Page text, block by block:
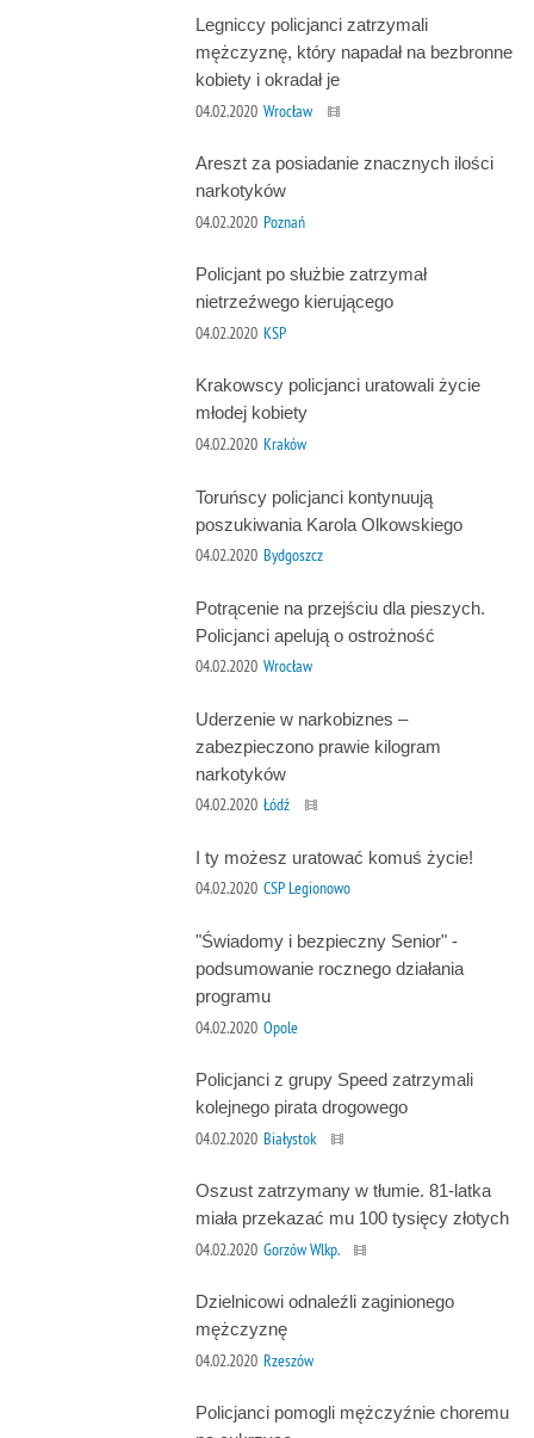
Legniccy policjanci zatrzymali
mężczyznę, który napadał na bezbronne
kobiety i okradał je
04.02.2020 Wrocław
Areszt za posiadanie znacznych ilości
narkotyków
04.02.2020 Poznań
Policjant po służbie zatrzymał
nietrzeźwego kierującego
04.02.2020 KSP
Krakowscy policjanci uratowali życie
młodej kobiety
04.02.2020 Kraków
Toruńscy policjanci kontynuują
poszukiwania Karola Olkowskiego
04.02.2020 Bydgoszcz
Potrącenie na przejściu dla pieszych.
Policjanci apelują o ostrożność
04.02.2020 Wrocław
Uderzenie w narkobiznes –
zabezpieczono prawie kilogram
narkotyków
04.02.2020 Łódź
I ty możesz uratować komuś życie!
04.02.2020 CSP Legionowo
"Świadomy i bezpieczny Senior" -
podsumowanie rocznego działania
programu
04.02.2020 Opole
Policjanci z grupy Speed zatrzymali
kolejnego pirata drogowego
04.02.2020 Białystok
Oszust zatrzymany w tłumie. 81-latka
miała przekazać mu 100 tysięcy złotych
04.02.2020 Gorzów Wlkp.
Dzielnicowi odnaleźli zaginionego
mężczyznę
04.02.2020 Rzeszów
Policjanci pomogli mężczyźnie choremu